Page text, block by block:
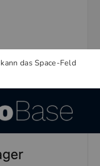
das Space-Feld